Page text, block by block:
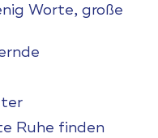
Worte, große
Ruhe finden